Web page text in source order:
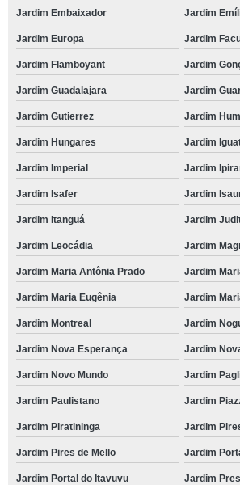
Jardim Embaixador Jardim
Jardim Europa Jardim
Jardim Flamboyant Jardim
Jardim Guadalajara Jardim
Jardim Gutierrez Jardim
Jardim Hungares Jardim
Jardim Imperial Jardim
Jardim Isafer Jardim
Jardim Itanguá Jardim
Jardim Leocádia Jardim
Jardim Maria Antônia Prado Jardim
Jardim Maria Eugênia Jardim
Jardim Montreal Jardim
Jardim Nova Esperança Jardim
Jardim Novo Mundo Jardim
Jardim Paulistano Jardim
Jardim Piratininga Jardim
Jardim Pires de Mello Jardim
Jardim Portal do Itavuvu Jardim